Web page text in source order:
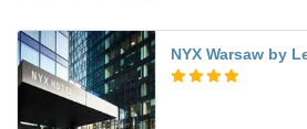
NYX Warsaw by